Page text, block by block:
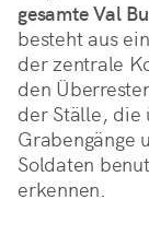
gesamte Val
besteht aus
der zentrale
den
der Ställe, die
Grabengänge
Soldaten
erkennen.